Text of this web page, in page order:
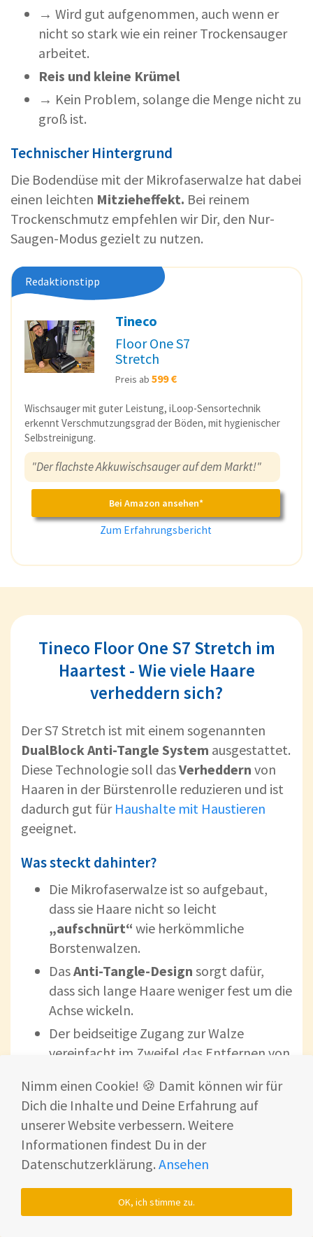
→ Wird gut aufgenommen, auch wenn er
nicht so stark wie ein reiner Trockensauger
arbeitet.
Reis und kleine Krümel
→ Kein Problem, solange die Menge nicht zu
groß ist.
Technischer Hintergrund
Die Bodendüse mit der Mikrofaserwalze hat dabei
einen leichten Mitzieheffekt. Bei reinem
Trockenschmutz empfehlen wir Dir, den Nur-
Saugen-Modus gezielt zu nutzen.
Redaktionstipp
Tineco
Floor One S7
Stretch
Preis ab 599 €
Wischsauger mit guter Leistung, iLoop-Sensortechnik
erkennt Verschmutzungsgrad der Böden, mit hygienischer
Selbstreinigung.
"Der flachste Akkuwischsauger auf dem Markt!"
Bei Amazon ansehen*
Zum Erfahrungsbericht
Tineco Floor One S7 Stretch im
Haartest - Wie viele Haare
verheddern sich?
Der S7 Stretch ist mit einem sogenannten
DualBlock Anti-Tangle System ausgestattet.
Diese Technologie soll dasVerheddern von
Haaren in der Bürstenrolle reduzieren und ist
dadurch gut für Haushalte mit Haustieren
geeignet.
Was steckt dahinter?
Die Mikrofaserwalze ist so aufgebaut,
dass sie Haare nicht so leicht
„aufschnürt“ wie herkömmliche
Borstenwalzen.
DasAnti-Tangle-Design sorgt dafür,
dass sich lange Haare weniger fest um die
Achse wickeln.
Der beidseitige Zugang zur Walze
vereinfacht im Zweifel das Entfernen von
Praxiseindruck im Test:
Im Alltagstest zeigte sich: 👇
Tierhaare und normale Haushalts-
problemlos aufgenommen. Das gilt
sowohl für den Wisch- als auch für den
Nimm einen Cookie! 🍪 Damit können wir für
Dich die Inhalte und Deine Erfahrung auf
unserer Website verbessern. Weitere
Informationen findest Du in der
Datenschutzerklärung. Ansehen
OK, ich stimme zu.